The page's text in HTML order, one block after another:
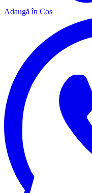
Adaugă în Coș